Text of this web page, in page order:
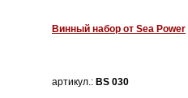
Винный набор от Sea Power
артикул.: BS 030